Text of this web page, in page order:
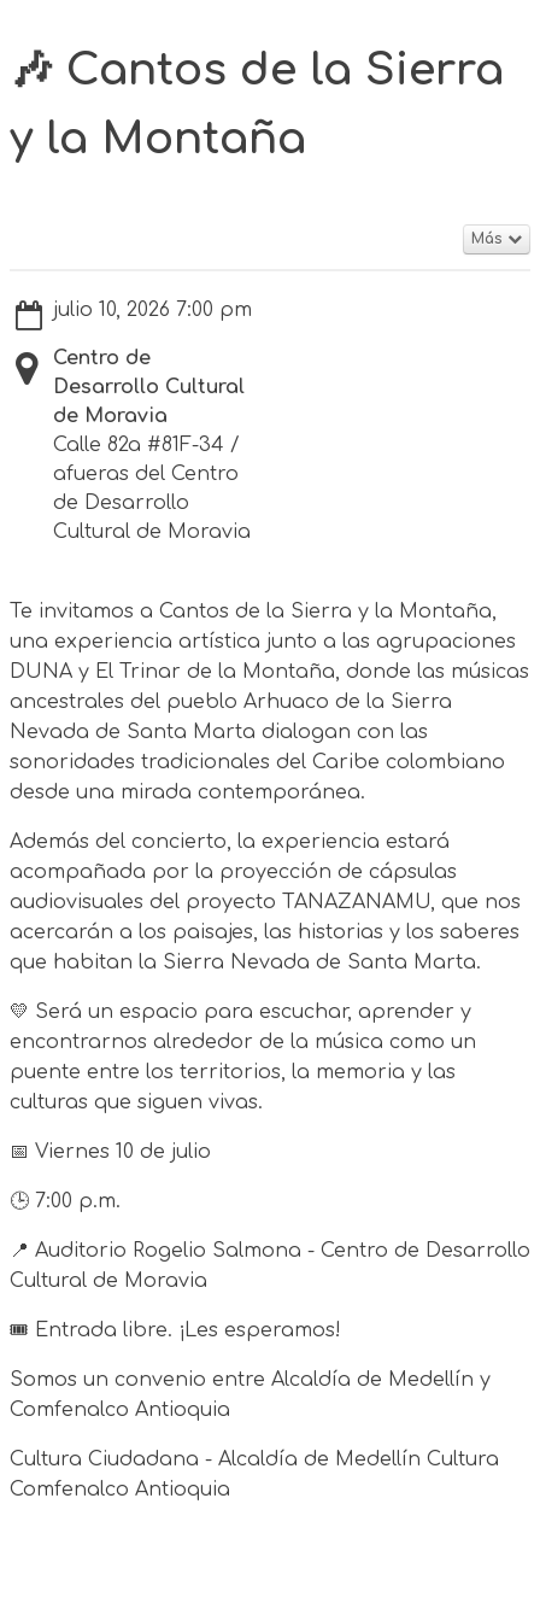
🎶 Cantos de la Sierra
y la Montaña
Más
julio 10, 2026 7:00 pm
Centro de
Desarrollo Cultural
de Moravia
Calle 82a #81F-34 /
afueras del Centro
de Desarrollo
Cultural de Moravia
Te invitamos a Cantos de la Sierra y la Montaña,
una experiencia artística junto a las agrupaciones
DUNA y El Trinar de la Montaña, donde las músicas
ancestrales del pueblo Arhuaco de la Sierra
Nevada de Santa Marta dialogan con las
sonoridades tradicionales del Caribe colombiano
desde una mirada contemporánea.
Además del concierto, la experiencia estará
acompañada por la proyección de cápsulas
audiovisuales del proyecto TANAZANAMU, que nos
acercarán a los paisajes, las historias y los saberes
que habitan la Sierra Nevada de Santa Marta.
💛 Será un espacio para escuchar, aprender y
encontrarnos alrededor de la música como un
puente entre los territorios, la memoria y las
culturas que siguen vivas.
📅 Viernes 10 de julio
🕒 7:00 p.m.
📍 Auditorio Rogelio Salmona - Centro de Desarrollo
Cultural de Moravia
🎟️ Entrada libre. ¡Les esperamos!
Somos un convenio entre Alcaldía de Medellín y
Comfenalco Antioquia
Cultura Ciudadana - Alcaldía de Medellín Cultura
Comfenalco Antioquia